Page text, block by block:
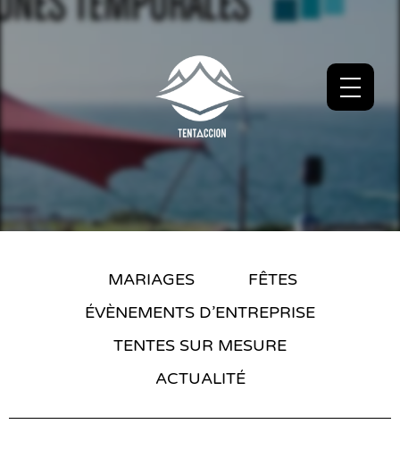
MARIAGES
FÊTES
ÉVÈNEMENTS D’ENTREPRISE
TENTES SUR MESURE
ACTUALITÉ